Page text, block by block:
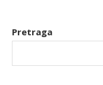
Pretraga